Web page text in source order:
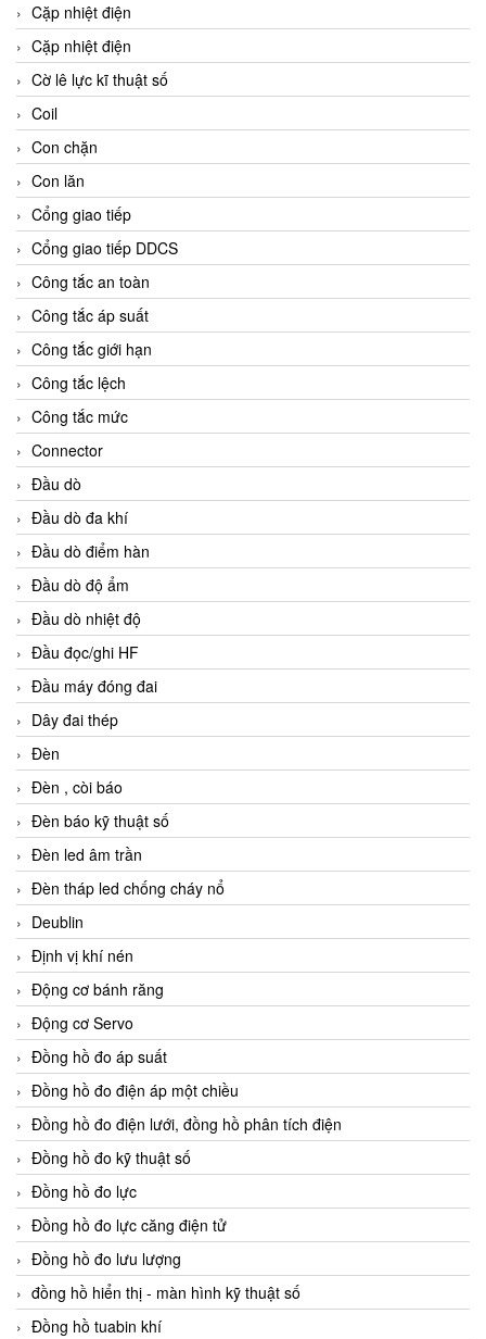
Cặp nhiệt điện
Cặp nhiệt điện
Cờ lê lực kĩ thuật số
Coil
Con chặn
Con lăn
Cổng giao tiếp
Cổng giao tiếp DDCS
Công tắc an toàn
Công tắc áp suất
Công tắc giới hạn
Công tắc lệch
Công tắc mức
Connector
Đầu dò
Đầu dò đa khí
Đầu dò điểm hàn
Đầu dò độ ẩm
Đầu dò nhiệt độ
Đầu đọc/ghi HF
Đầu máy đóng đai
Dây đai thép
Đèn
Đèn , còi báo
Đèn báo kỹ thuật số
Đèn led âm trần
Đèn tháp led chống cháy nổ
Deublin
Định vị khí nén
Động cơ bánh răng
Động cơ Servo
Đồng hồ đo áp suất
Đồng hồ đo điện áp một chiều
Đồng hồ đo điện lưới, đồng hồ phân tích điện
Đồng hồ đo kỹ thuật số
Đồng hồ đo lực
Đồng hồ đo lực căng điện tử
Đồng hồ đo lưu lượng
đồng hồ hiển thị - màn hình kỹ thuật số
Đồng hồ tuabin khí